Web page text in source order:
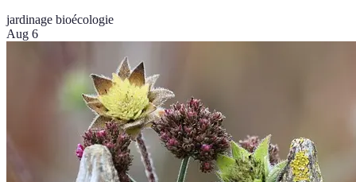
jardinage bioécologie
Aug 6